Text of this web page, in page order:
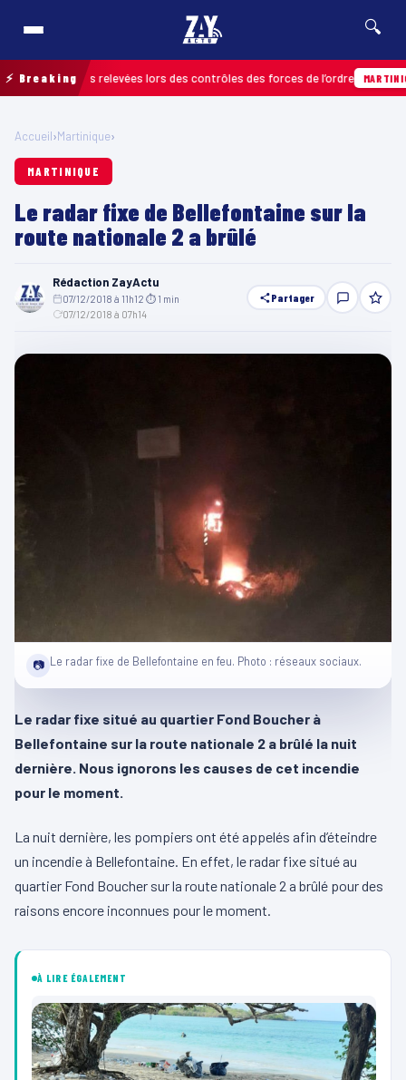
🔍
⚡ Breaking
infractions relevées lors des contrôles des forces de l’ordre MARTINIQUE
Accueil›Martinique›
MARTINIQUE
Le radar fixe de Bellefontaine sur la
route nationale 2 a brûlé
Rédaction ZayActu
07/12/2018 à 11h12 ⏱ 1 min
07/12/2018 à 07h14
Partager
📷 Le radar fixe de Bellefontaine en feu. Photo : réseaux sociaux.
Le radar fixe situé au quartier Fond Boucher à
Bellefontaine sur la route nationale 2 a brûlé la nuit
dernière. Nous ignorons les causes de cet incendie
pour le moment.
La nuit dernière, les pompiers ont été appelés afin d’éteindre
un incendie à Bellefontaine. En effet, le radar fixe situé au
quartier Fond Boucher sur la route nationale 2 a brûlé pour des
raisons encore inconnues pour le moment.
À LIRE ÉGALEMENT